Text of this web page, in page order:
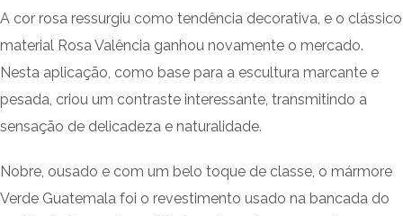
A cor rosa ressurgiu como tendência decorativa, e o clássico
material Rosa Valência ganhou novamente o mercado.
Nesta aplicação, como base para a escultura marcante e
pesada, criou um contraste interessante, transmitindo a
sensação de delicadeza e naturalidade.
Nobre, ousado e com um belo toque de classe, o mármore
Verde Guatemala foi o revestimento usado na bancada do